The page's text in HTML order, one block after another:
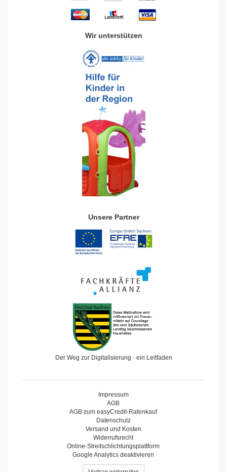
Wir unterstützen
Unsere Partner
Der Weg zur Digitalisierung - ein Leitfaden
Impressum
AGB
AGB zum easyCredit-Ratenkauf
Datenschutz
Versand und Kosten
Widerrufsrecht
Online-Streitschlichtungsplattform
Google Analytics deaktivieren